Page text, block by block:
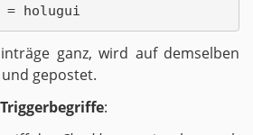
ganz, wird auf dem­sel­ben
ge­pos­tet.
: